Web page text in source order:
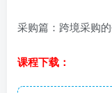
采购篇：跨境采购
课程下载：